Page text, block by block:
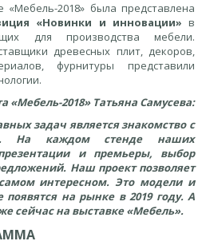
2018» была представлена
«Новинки и инновации» в
для производства мебели.
древесных плит, декоров,
фурнитуры представили
«Мебель-2018» Татьяна Самусева:
задач является знакомство с
На каждом стенде наших
и премьеры, выбор
Наш проект позволяет
интересном. Это модели и
появятся на рынке в 2019 году. А
сейчас на выставке «Мебель».